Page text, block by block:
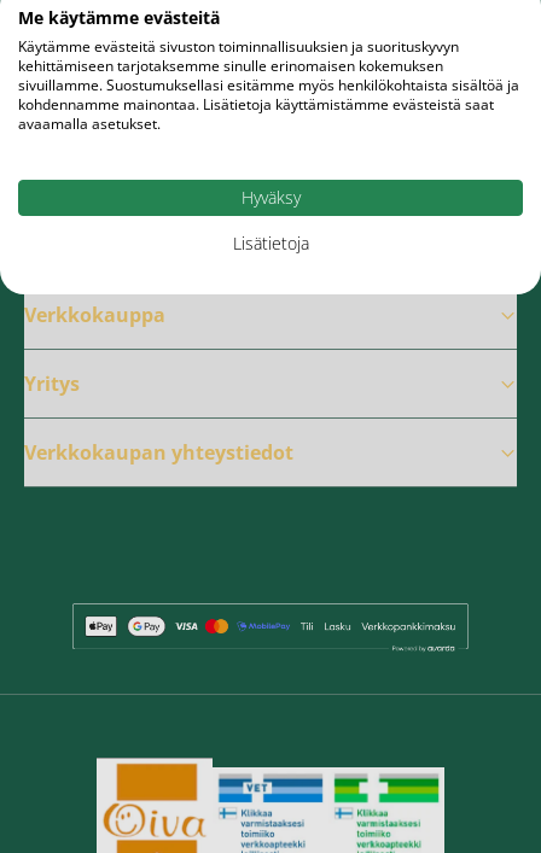
Sähköpostiosoite
Tilaa
Verkkokauppa
Yritys
Verkkokaupan yhteystiedot
Me käytämme evästeitä
Käytämme evästeitä sivuston toiminnallisuuksien ja suorituskyvyn
kehittämiseen tarjotaksemme sinulle erinomaisen kokemuksen
sivuillamme. Suostumuksellasi esitämme myös henkilökohtaista sisältöä ja
kohdennamme mainontaa. Lisätietoja käyttämistämme evästeistä saat
avaamalla asetukset.
Hyväksy
Lisätietoja